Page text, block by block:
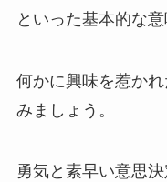
といった基本的な意
何かに興味を惹か
みましょう。
勇気と素早い意思